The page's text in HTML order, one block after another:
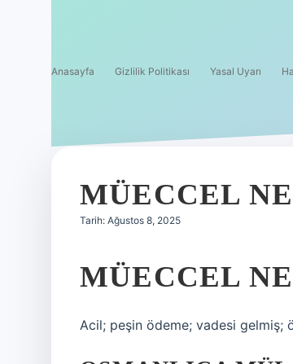
Anasayfa Gizlilik Politikası Yasal Uyarı
MÜECCEL
Tarih: Ağustos 8, 2025
MÜECCEL
Acil; peşin ödeme; vadesi gelmiş;